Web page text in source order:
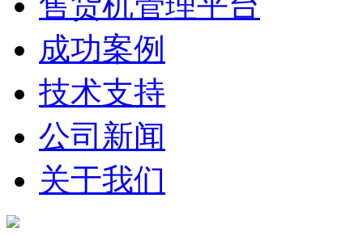
成功案例
技术支持
公司新闻
关于我们